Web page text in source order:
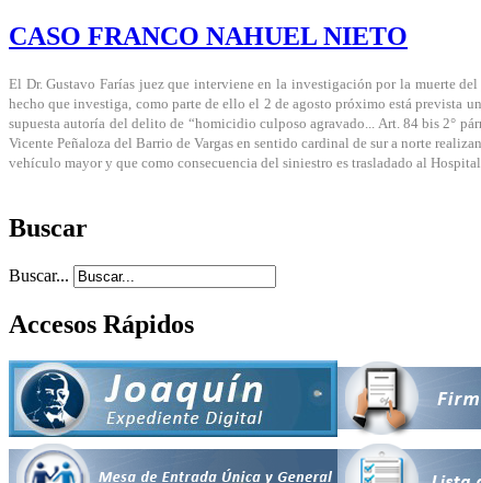
CASO FRANCO NAHUEL NIETO
El Dr. Gustavo Farías juez que interviene en la investigación por la muerte
hecho que investiga, como parte de ello el 2 de agosto próximo está prevista
supuesta autoría del delito de “homicidio culposo agravado... Art. 84 bis 2°
Vicente Peñaloza del Barrio de Vargas en sentido cardinal de sur a norte
vehículo mayor y que como consecuencia del siniestro es trasladado al
Buscar
Buscar...
Accesos Rápidos